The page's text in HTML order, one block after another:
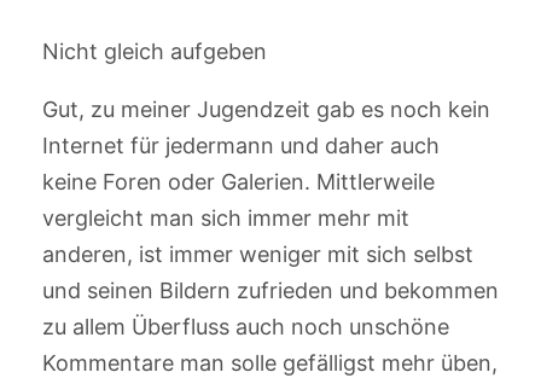
Nicht gleich aufgeben
Gut, zu meiner Jugendzeit gab es noch kein
Internet für jedermann und daher auch
keine Foren oder Galerien. Mittlerweile
vergleicht man sich immer mehr mit
anderen, ist immer weniger mit sich selbst
und seinen Bildern zufrieden und bekommen
zu allem Überfluss auch noch unschöne
Kommentare man solle gefälligst mehr üben,